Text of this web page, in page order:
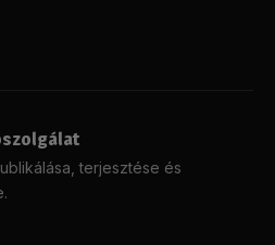
terjesztése és